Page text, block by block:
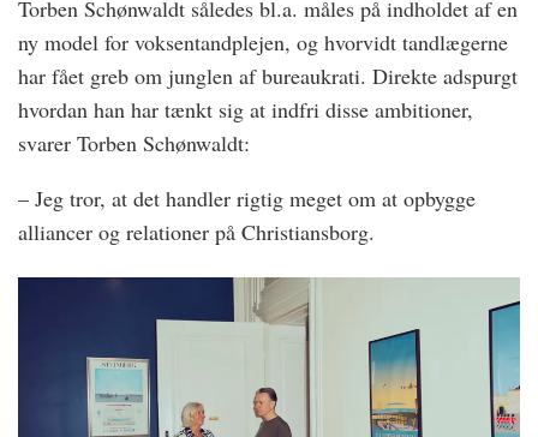
Torben Schønwaldt således bl.a. måles på indholdet af en
ny model for voksentandplejen, og hvorvidt tandlægerne
har fået greb om junglen af bureaukrati. Direkte adspurgt
hvordan han har tænkt sig at indfri disse ambitioner,
svarer Torben Schønwaldt:
– Jeg tror, at det handler rigtig meget om at opbygge
alliancer og relationer på Christiansborg.